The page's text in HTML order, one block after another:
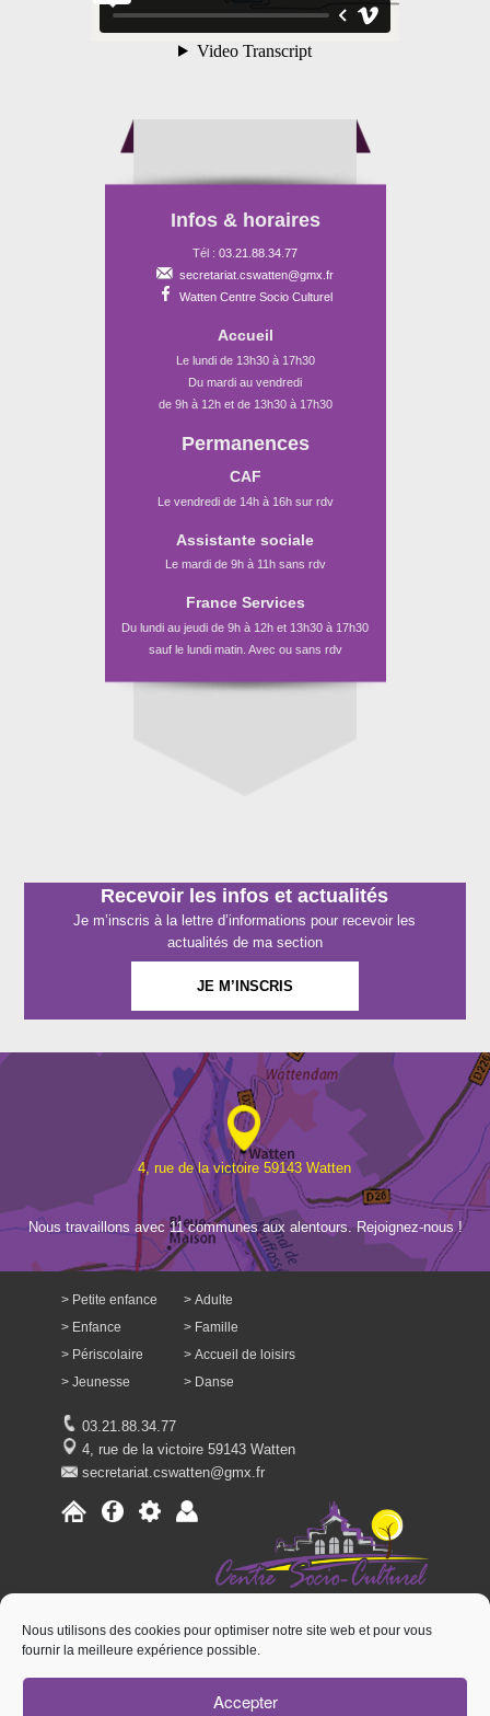
Nous utilisons des cookies pour optimiser notre site web et pour vous
fournir la meilleure expérience possible.
Accepter
Infos & horaires
Tél : 03.21.88.34.77
secretariat.cswatten@gmx.fr
Watten Centre Socio Culturel
Accueil
Le lundi de 13h30 à 17h30
Du mardi au vendredi
de 9h à 12h et de 13h30 à 17h30
Permanences
CAF
Le vendredi de 14h à 16h sur rdv
Assistante sociale
Le mardi de 9h à 11h sans rdv
France Services
Du lundi au jeudi de 9h à 12h et 13h30 à 17h30
sauf le lundi matin. Avec ou sans rdv
Recevoir les infos et actualités
Je m’inscris à la lettre d’informations pour recevoir les
actualités de ma section
JE M’INSCRIS
4, rue de la victoire 59143 Watten
Nous travaillons avec 11 communes aux alentours. Rejoignez-nous !
Petite enfance
Enfance
Périscolaire
Jeunesse
Adulte
Famille
Accueil de loisirs
Danse
03.21.88.34.77
4, rue de la victoire 59143 Watten
secretariat.cswatten@gmx.fr